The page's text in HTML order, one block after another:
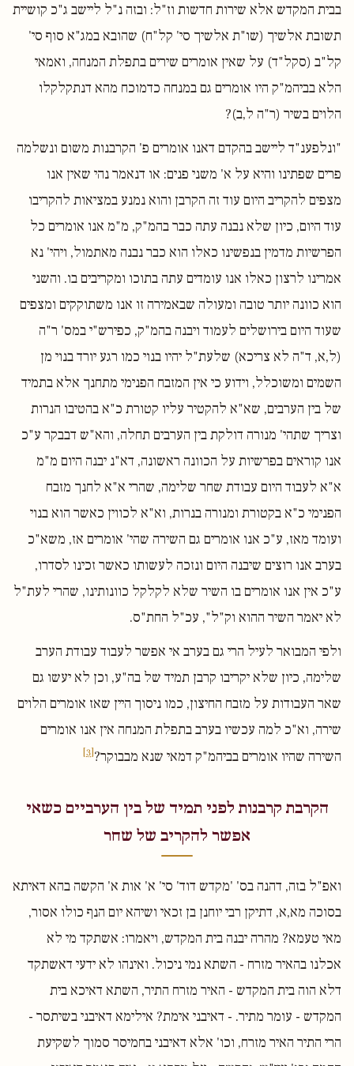
בבית המקדש אלא שירות חדשות וז"ל: ובזה נ"ל ליישב ג"כ קושיית
תשובת אלשיך (שו"ת אלשיך סי' קל"ח) שהובא במג"א סוף סי'
קל"ב (סקל"ד) על שאין אומרים שירים בתפלת המנחה, ואמאי
הלא בביהמ"ק היו אומרים גם במנחה כדמוכח מהא דנתקלקלו
הלוים בשיר (ר"ה ל,ב)?
"ונלפענ"ד ליישב בהקדם דאנו אומרים פ' הקרבנות משום ונשלמה
פרים שפתינו והיא על א' משני פנים: או דנאמר נהי שאין אנו
מצפים להקריב היום עוד זה הקרבן והוא נמנע במציאות להקריבו
עוד היום, כיון שלא נבנה עתה כבר בהמ"ק, מ"מ אנו אומרים כל
הפרשיות מדמין בנפשינו כאלו הוא כבר נבנה מאתמול, ויהי' נא
אמרינו לרצון כאלו אנו עומדים עתה בתוכו ומקריבים בו. והשני
הוא כוונה יותר טובה ומעולה שבאמירה זו אנו משתוקקים ומצפים
שעוד היום בירושלים לעמוד ויבנה בהמ"ק, כפירש"י במס' ר"ה
(ל,א, ד"ה לא צריכא) שלעת"ל יהיו בנוי כמו רגע יורד בנוי מן
השמים ומשוכלל, וידוע כי אין המזבח הפנימי מתחנך אלא בתמיד
של בין הערבים, שא"א להקטיר עליו קטורת כ"א בהטיבו הנרות
וצריך שתהי' מנורה דולקת בין הערבים תחלה, והא"ש דבבקר ע"כ
אנו קוראים בפרשיות על הכוונה ראשונה, דא"נ יבנה היום מ"מ
א"א לעבוד היום עבודת שחר שלימה, שהרי א"א לחנך מזבח
הפנימי כ"א בקטורת ומנורה בנרות, וא"א לכווין כאשר הוא בנוי
ועומד מאז, ע"כ אנו אומרים גם השירה שהי' אומרים אז, משא"כ
בערב אנו רוצים שיבנה היום ונזכה לעשותו כאשר זכינו לסדרו,
ע"כ אין אנו אומרים בו השיר שלא לקלקל כוונותינו, שהרי לעת"ל
לא יאמר השיר ההוא וק"ל", עכ"ל החת"ס.
ולפי המבואר לעיל הרי גם בערב אי אפשר לעבוד עבודת הערב
שלימה, כיון שלא יקריבו קרבן תמיד של בה"ע, וכן לא יעשו גם
שאר העבודות על מזבח החיצון, כמו ניסוך היין שאז אומרים הלוים
שירה, וא"כ למה עכשיו בערב בתפלת המנחה אין אנו אומרים
השירה שהיו אומרים בביהמ"ק דמאי שנא מבבוקר?[3]
הקרבת קרבנות לפני תמיד של בין הערביים כשאי
אפשר להקריב של שחר
ואפ"ל בזה, דהנה בס' 'מקדש דוד' סי' א' אות א' הקשה בהא דאיתא
בסוכה מא,א, דתיקן רבי יוחנן בן זכאי ושיהא יום הנף כולו אסור,
מאי טעמא? מהרה יבנה בית המקדש, ויאמרו: אשתקד מי לא
אכלנו בהאיר מזרח - השתא נמי ניכול. ואינהו לא ידעי דאשתקד
דלא הוה בית המקדש - האיר מזרח התיר, השתא דאיכא בית
המקדש - עומר מתיר. - דאיבני אימת? אילימא דאיבני בשיתסר -
הרי התיר האיר מזרח, וכו' אלא דאיבני בחמיסר סמוך לשקיעת